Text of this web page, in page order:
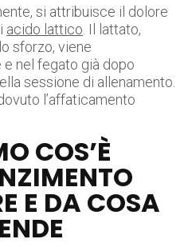
si attribuisce il dolore
acido lattico . Il lattato,
sforzo, viene
nel fegato già dopo
sessione di allenamento.
l’affaticamento
COS’È
E DA COSA